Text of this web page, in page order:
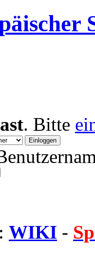
. Bitte
WIKI -